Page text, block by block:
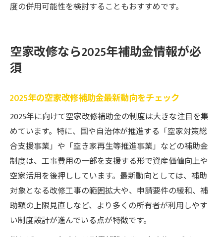
度の併用可能性を検討することもおすすめです。
空家改修なら2025年補助金情報が必
須
2025年の空家改修補助金最新動向をチェック
2025年に向けて空家改修補助金の制度は大きな注目を集
めています。特に、国や自治体が推進する「空家対策総
合支援事業」や「空き家再生等推進事業」などの補助金
制度は、工事費用の一部を支援する形で資産価値向上や
空家活用を後押ししています。最新動向としては、補助
対象となる改修工事の範囲拡大や、申請要件の緩和、補
助額の上限見直しなど、より多くの所有者が利用しやす
い制度設計が進んでいる点が特徴です。